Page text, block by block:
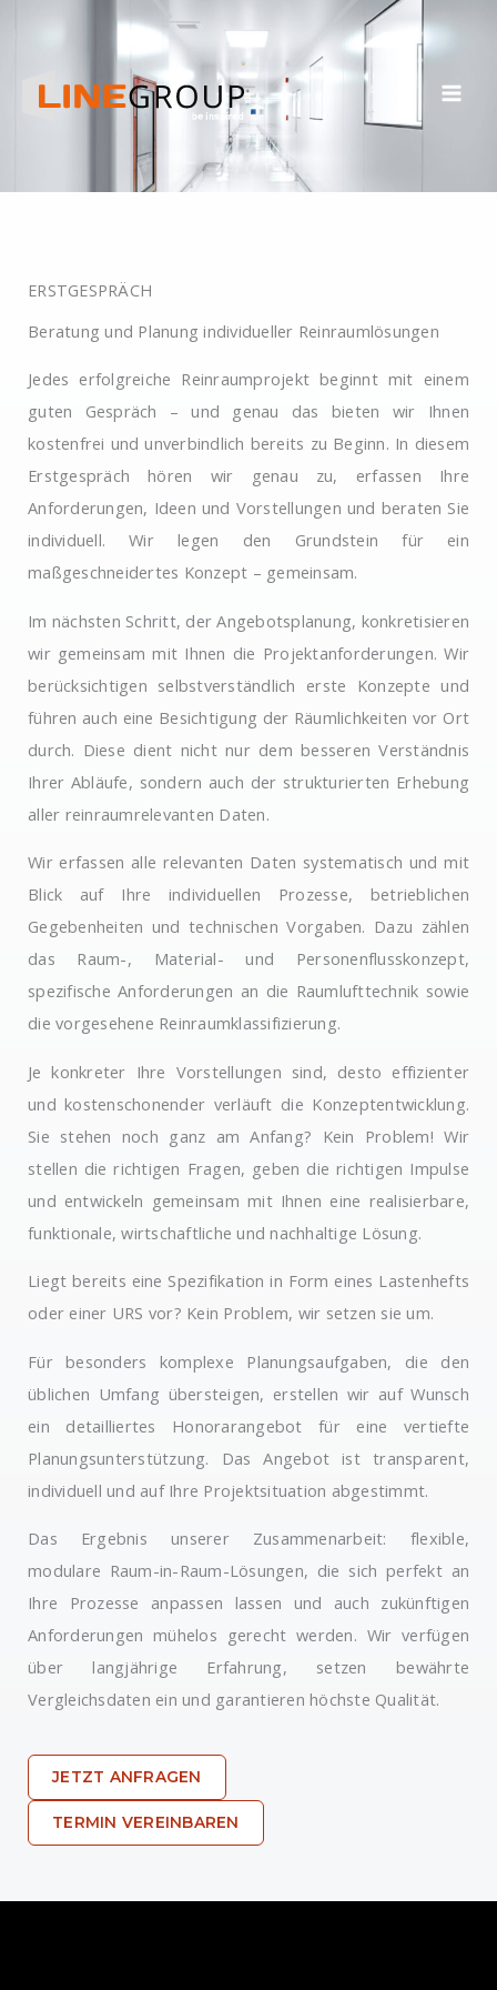
springen
ERSTGESPRÄCH
Beratung und Planung individueller Reinraumlösungen
Jedes erfolgreiche Reinraumprojekt beginnt mit einem
guten Gespräch – und genau das bieten wir Ihnen
kostenfrei und unverbindlich bereits zu Beginn. In diesem
Erstgespräch hören wir genau zu, erfassen Ihre
Anforderungen, Ideen und Vorstellungen und beraten Sie
individuell. Wir legen den Grundstein für ein
maßgeschneidertes Konzept – gemeinsam.
Im nächsten Schritt, der Angebotsplanung, konkretisieren
wir gemeinsam mit Ihnen die Projektanforderungen. Wir
berücksichtigen selbstverständlich erste Konzepte und
führen auch eine Besichtigung der Räumlichkeiten vor Ort
durch. Diese dient nicht nur dem besseren Verständnis
Ihrer Abläufe, sondern auch der strukturierten Erhebung
aller reinraumrelevanten Daten.
Wir erfassen alle relevanten Daten systematisch und mit
Blick auf Ihre individuellen Prozesse, betrieblichen
Gegebenheiten und technischen Vorgaben. Dazu zählen
das Raum-, Material- und Personenflusskonzept,
spezifische Anforderungen an die Raumlufttechnik sowie
die vorgesehene Reinraumklassifizierung.
Je konkreter Ihre Vorstellungen sind, desto effizienter
und kostenschonender verläuft die Konzeptentwicklung.
Sie stehen noch ganz am Anfang? Kein Problem! Wir
stellen die richtigen Fragen, geben die richtigen Impulse
und entwickeln gemeinsam mit Ihnen eine realisierbare,
funktionale, wirtschaftliche und nachhaltige Lösung.
Liegt bereits eine Spezifikation in Form eines Lastenhefts
oder einer URS vor? Kein Problem, wir setzen sie um.
Für besonders komplexe Planungsaufgaben, die den
üblichen Umfang übersteigen, erstellen wir auf Wunsch
ein detailliertes Honorarangebot für eine vertiefte
Planungsunterstützung. Das Angebot ist transparent,
individuell und auf Ihre Projektsituation abgestimmt.
Das Ergebnis unserer Zusammenarbeit: flexible,
modulare Raum-in-Raum-Lösungen, die sich perfekt an
Ihre Prozesse anpassen lassen und auch zukünftigen
Anforderungen mühelos gerecht werden. Wir verfügen
über langjährige Erfahrung, setzen bewährte
Vergleichsdaten ein und garantieren höchste Qualität.
JETZT ANFRAGEN
TERMIN VEREINBAREN